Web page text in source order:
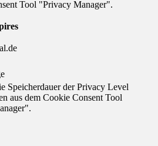
Tool "Privacy Manager".
Speicherdauer der Privacy Level
aus dem Cookie Consent Tool